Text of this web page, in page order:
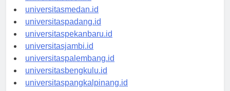
universitasaceh.id
universitasmedan.id
universitaspadang.id
universitaspekanbaru.id
universitasjambi.id
universitaspalembang.id
universitasbengkulu.id